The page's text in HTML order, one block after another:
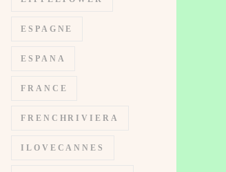
ESPAGNE
ESPANA
FRANCE
FRENCHRIVIERA
ILOVECANNES